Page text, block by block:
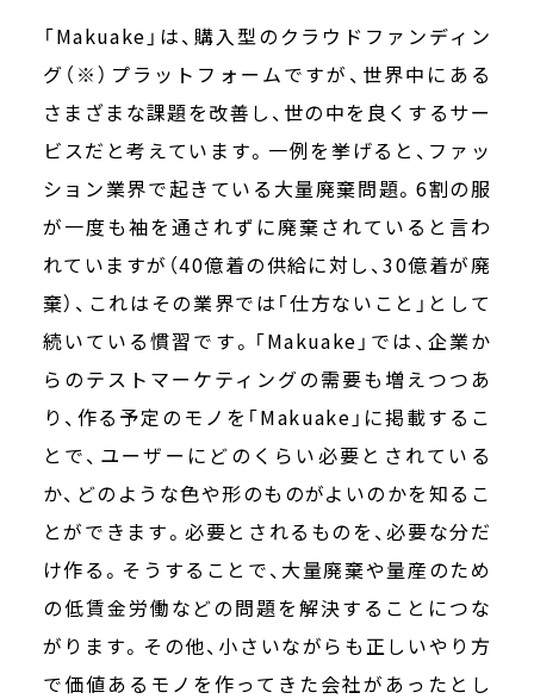
「Makuake」は、購入型のクラウドファンディン
グ（※）プラットフォームですが、世界中にある
さまざまな課題を改善し、世の中を良くするサー
ビスだと考えています。一例を挙げると、ファッ
ション業界で起きている大量廃棄問題。6割の服
が一度も袖を通されずに廃棄されていると言わ
れていますが（40億着の供給に対し、30億着が廃
棄）、これはその業界では「仕方ないこと」として
続いている慣習です。「Makuake」では、企業か
らのテストマーケティングの需要も増えつつあ
り、作る予定のモノを「Makuake」に掲載するこ
とで、ユーザーにどのくらい必要とされている
か、どのような色や形のものがよいのかを知るこ
とができます。必要とされるものを、必要な分だ
け作る。そうすることで、大量廃棄や量産のため
の低賃金労働などの問題を解決することにつな
がります。その他、小さいながらも正しいやり方
で価値あるモノを作ってきた会社があったとし